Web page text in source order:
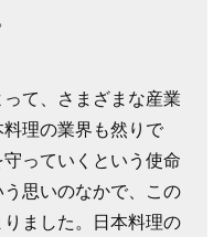
て、さまざまな産業
理の業界も然りで
っていくという使命
思いのなかで、この
ました。日本料理の